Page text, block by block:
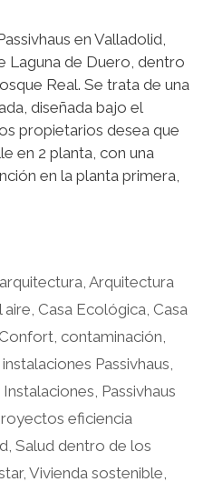
en Valladolid,
Laguna de Duero, dentro
Real. Se trata de una
diseñada bajo el
propietarios desea que
en 2 planta, con una
en la planta primera,
arquitectura ,Arquitectura
aire Casa Ecológica Casa
Confort contaminación
instalaciones Passivhaus
Instalaciones Passivhaus
eficiencia
Salud dentro de los
, Vivienda sostenible